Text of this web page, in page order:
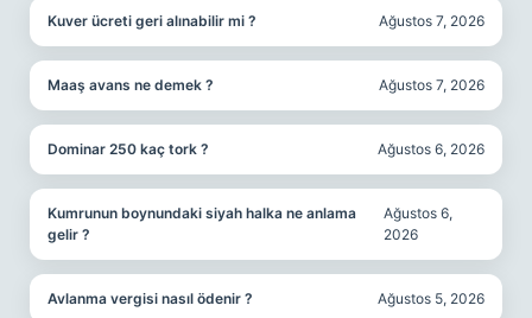
Kuver ücreti geri alınabilir mi ? Ağustos 7, 2026
Maaş avans ne demek ? Ağustos 7, 2026
Dominar 250 kaç tork ? Ağustos 6, 2026
Kumrunun boynundaki siyah halka ne anlama
gelir ?
Ağustos 6,
2026
Avlanma vergisi nasıl ödenir ? Ağustos 5, 2026